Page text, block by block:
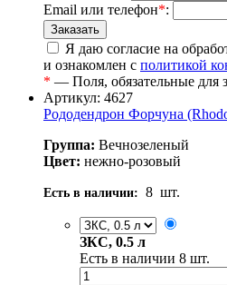
Email или телефон*:
Я даю согласие на
и ознакомлен с политикой
* — Поля, обязательные для
Артикул: 4627
Рододендрон Форчуна
Группа: Вечнозеленый
Цвет: нежно-розовый
Есть в наличии: 8 шт.
ЗКС, 0.5 л
Есть в наличии 8 шт.